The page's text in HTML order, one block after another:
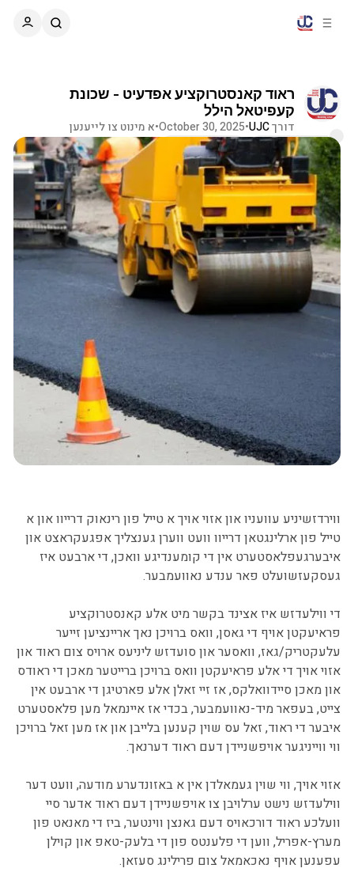
ראוד קאנסטרוקציע אפדעיט - שכונת
קעפיטאל הילל
דורךUJC
•
October 30, 2025
•א מינוט צו לייענען
קאמענטארן שיק ווייטער
נייעס קעפיטעל הילל פובליק ווארקס קאנסטרוקציע
ווירדזשיניע עוועניו און אזוי אויך א טייל פון רינאוק דרייוו און א
טייל פון ארלינגטאן דרייוו וועט ווערן גענצליך אפגעקראצט און
איבערגעפלאסטערט אין די קומענדיגע וואכן, די ארבעט איז
געסקעזשועלט פאר ענדע נאוועמבער.
די ווילעדזש איז אצינד בקשר מיט אלע קאנסטרוקציע
פראיעקטן אויף די גאסן, וואס ברויכן נאך אריינציען זייער
עלעקטריק/גאז, וואסער און סועדזש ליניעס ארויס צום ראוד און
אזוי אויך די אלע פראיעקטן וואס ברויכן ברייטער מאכן די ראודס
און מאכן סיידוואלקס, אז זיי זאלן אלע פארטיגן די ארבעט אין
צייט, בעפאר מיד-נאוועמבער, בכדי אז איינמאל מען פלאסטערט
איבער די ראוד, זאל עס שוין קענען בלייבן און אז מען זאל ברויכן
ווי ווייניגער אויפשניידן דעם ראוד דערנאך.
אזוי אויך, ווי שוין געמאלדן אין א באזונדערע מודעה, וועט דער
ווילעדזש נישט ערלויבן צו אויפשניידן דעם ראוד אדער סיי
וועלכע ראוד דורכאויס דעם גאנצן ווינטער, ביז די מאנאט פון
מערץ-אפריל, ווען די פלענטס פון די בלעק-טאפ און קוילן
עפענען אויף נאכאמאל צום פרילינג סעזאן.